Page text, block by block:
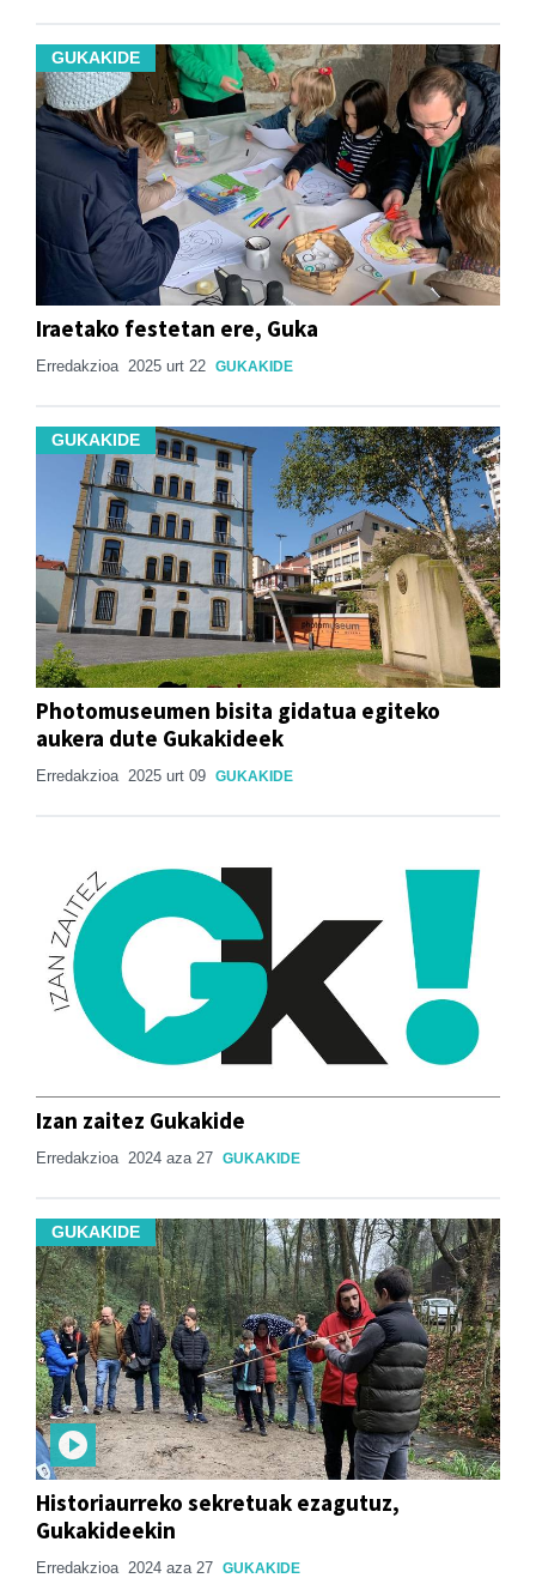
GUKAKIDE
Iraetako festetan ere, Guka
Erredakzioa 2025 urt 22 GUKAKIDE
GUKAKIDE
Photomuseumen bisita gidatua egiteko
aukera dute Gukakideek
Erredakzioa 2025 urt 09 GUKAKIDE
Izan zaitez Gukakide
Erredakzioa 2024 aza 27 GUKAKIDE
GUKAKIDE
Historiaurreko sekretuak ezagutuz,
Gukakideekin
Erredakzioa 2024 aza 27 GUKAKIDE